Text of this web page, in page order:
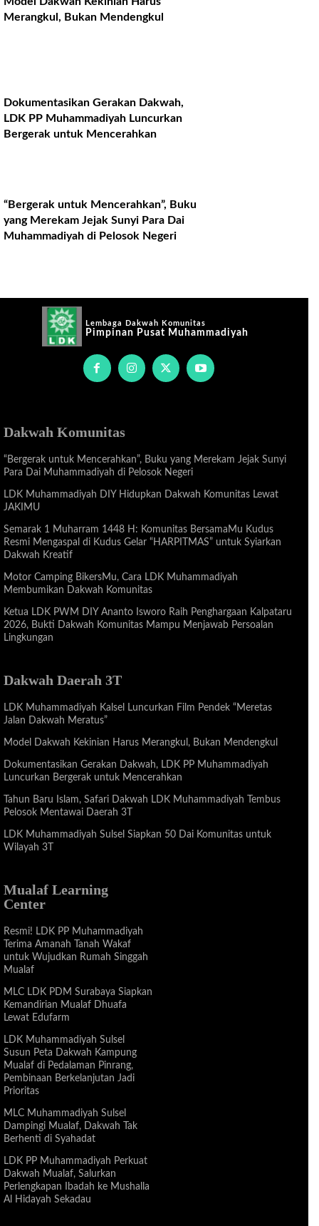
Merangkul, Bukan Mendengkul
Dokumentasikan Gerakan Dakwah,
LDK PP Muhammadiyah Luncurkan
Bergerak untuk Mencerahkan
“Bergerak untuk Mencerahkan”, Buku
yang Merekam Jejak Sunyi Para Dai
Muhammadiyah di Pelosok Negeri
Lembaga Dakwah Komunitas
Pimpinan Pusat Muhammadiyah
Dakwah Komunitas
“Bergerak untuk Mencerahkan”, Buku yang Merekam Jejak Sunyi
Para Dai Muhammadiyah di Pelosok Negeri
LDK Muhammadiyah DIY Hidupkan Dakwah Komunitas Lewat
JAKIMU
Semarak 1 Muharram 1448 H: Komunitas BersamaMu Kudus
Resmi Mengaspal di Kudus Gelar “HARPITMAS” untuk Syiarkan
Dakwah Kreatif
Motor Camping BikersMu, Cara LDK Muhammadiyah
Membumikan Dakwah Komunitas
Ketua LDK PWM DIY Ananto Isworo Raih Penghargaan Kalpataru
2026, Bukti Dakwah Komunitas Mampu Menjawab Persoalan
Lingkungan
Dakwah Daerah 3T
LDK Muhammadiyah Kalsel Luncurkan Film Pendek “Meretas
Jalan Dakwah Meratus”
Model Dakwah Kekinian Harus Merangkul, Bukan Mendengkul
Dokumentasikan Gerakan Dakwah, LDK PP Muhammadiyah
Luncurkan Bergerak untuk Mencerahkan
Tahun Baru Islam, Safari Dakwah LDK Muhammadiyah Tembus
Pelosok Mentawai Daerah 3T
LDK Muhammadiyah Sulsel Siapkan 50 Dai Komunitas untuk
Wilayah 3T
Mualaf Learning
Center
Resmi! LDK PP Muhammadiyah
Terima Amanah Tanah Wakaf
untuk Wujudkan Rumah Singgah
Mualaf
MLC LDK PDM Surabaya Siapkan
Kemandirian Mualaf Dhuafa
Lewat Edufarm
LDK Muhammadiyah Sulsel
Susun Peta Dakwah Kampung
Mualaf di Pedalaman Pinrang,
Pembinaan Berkelanjutan Jadi
Prioritas
MLC Muhammadiyah Sulsel
Dampingi Mualaf, Dakwah Tak
Berhenti di Syahadat
LDK PP Muhammadiyah Perkuat
Dakwah Mualaf, Salurkan
Perlengkapan Ibadah ke Mushalla
Al Hidayah Sekadau